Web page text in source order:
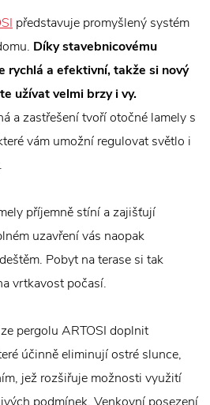
představuje promyšlený systém
Díky stavebnicovému
rychlá a efektivní, takže si nový
užívat velmi brzy i vy.
a zastřešení tvoří otočné lamely s
vám umožní regulovat světlo i
příjemně stíní a zajišťují
uzavření vás naopak
Pobyt na terase si tak
vrtkavost počasí.
pergolu ARTOSI doplnit
účinně eliminují ostré slunce,
jež rozšiřuje možnosti využití